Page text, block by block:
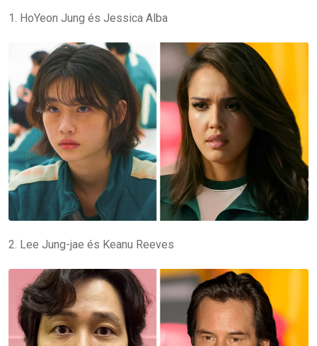
1. HoYeon Jung és Jessica Alba
2. Lee Jung-jae és Keanu Reeves